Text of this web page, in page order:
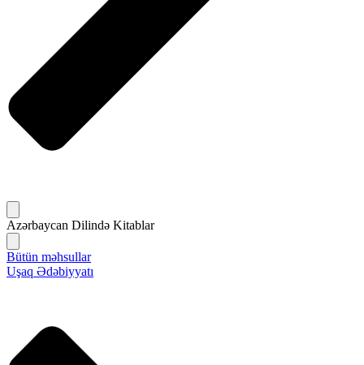
Azərbaycan Dilində Kitablar
Bütün məhsullar
Uşaq Ədəbiyyatı